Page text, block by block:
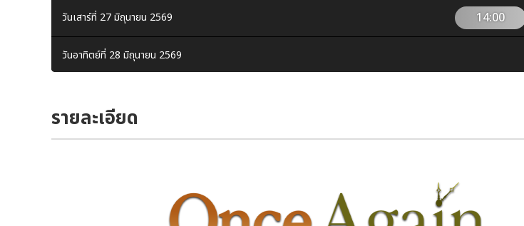
วันเสาร์ที่ 27 มิถุนายน 2569 14:00
วันอาทิตย์ที่ 28 มิถุนายน 2569
รายละเอียด